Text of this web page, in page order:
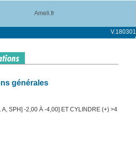
Ameli.fr
V.180301
générales
SPH] -2,00 À -4,00] ET CYLINDRE (+) >4